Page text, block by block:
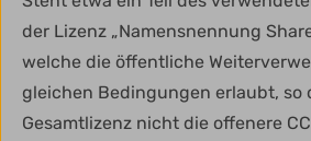
der Lizenz „Namensnennung
welche die öffentliche
gleichen Bedingungen erlaubt, so
Gesamtlizenz nicht die offenere